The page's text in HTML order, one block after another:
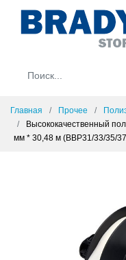
Главная Прочее
Высококачественный
мм * 30,48 м (BBP31/33/35/